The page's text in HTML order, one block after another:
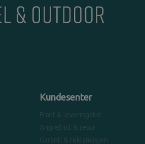
Kundesenter
Frakt & leveringstid
Angrefrist & retur
Garanti & reklamasjon